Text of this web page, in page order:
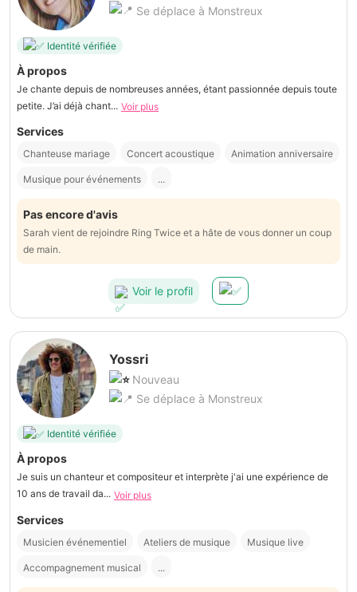
Se déplace à Monstreux
Identité vérifiée
À propos
Je chante depuis de nombreuses années, étant passionnée depuis toute
petite. J’ai déjà chant... Voir plus
Services
Chanteuse mariage Concert acoustique Animation anniversaire
Musique pour événements ...
Pas encore d'avis
Sarah vient de rejoindre Ring Twice et a hâte de vous donner un coup
de main.
Voir le profil
Yossri
Nouveau
Se déplace à Monstreux
Identité vérifiée
À propos
Je suis un chanteur et compositeur et interprète j'ai une expérience de
10 ans de travail da... Voir plus
Services
Musicien événementiel Ateliers de musique Musique live
Accompagnement musical ...